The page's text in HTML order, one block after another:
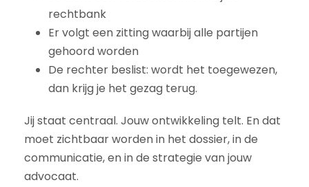
rechtbank
Er volgt een zitting waarbij alle partijen
gehoord worden
De rechter beslist: wordt het toegewezen,
dan krijg je het gezag terug.
Jij staat centraal. Jouw ontwikkeling telt. En dat
moet zichtbaar worden in het dossier, in de
communicatie, en in de strategie van jouw
advocaat.